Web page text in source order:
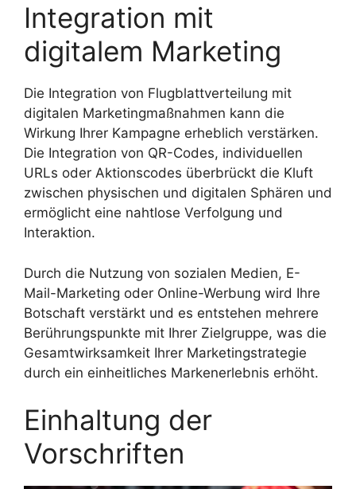
Integration mit
digitalem Marketing
Die Integration von Flugblattverteilung mit
digitalen Marketingmaßnahmen kann die
Wirkung Ihrer Kampagne erheblich verstärken.
Die Integration von QR-Codes, individuellen
URLs oder Aktionscodes überbrückt die Kluft
zwischen physischen und digitalen Sphären und
ermöglicht eine nahtlose Verfolgung und
Interaktion.
Durch die Nutzung von sozialen Medien, E-
Mail-Marketing oder Online-Werbung wird Ihre
Botschaft verstärkt und es entstehen mehrere
Berührungspunkte mit Ihrer Zielgruppe, was die
Gesamtwirksamkeit Ihrer Marketingstrategie
durch ein einheitliches Markenerlebnis erhöht.
Einhaltung der
Vorschriften